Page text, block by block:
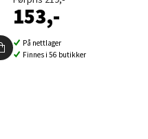
153,-
På nettlager
Finnes i 56 butikker